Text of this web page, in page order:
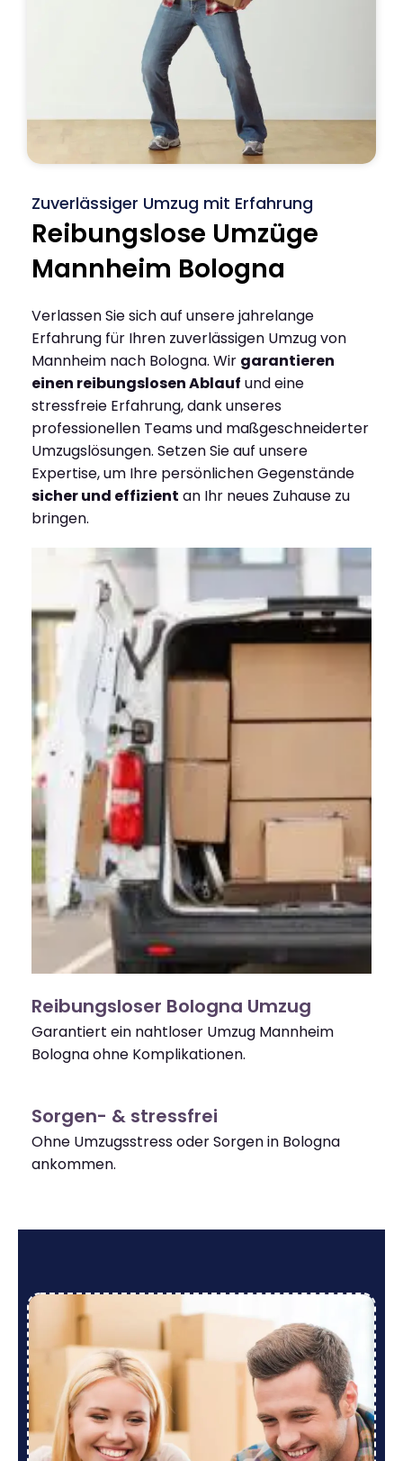
Zuverlässiger Umzug mit Erfahrung
Reibungslose Umzüge
Mannheim Bologna
Verlassen Sie sich auf unsere jahrelange
Erfahrung für Ihren zuverlässigen Umzug von
Mannheim nach Bologna. Wir garantieren
einen reibungslosen Ablauf und eine
stressfreie Erfahrung, dank unseres
professionellen Teams und maßgeschneiderter
Umzugslösungen. Setzen Sie auf unsere
Expertise, um Ihre persönlichen Gegenstände
sicher und effizient an Ihr neues Zuhause zu
bringen.
Reibungsloser Bologna Umzug
Garantiert ein nahtloser Umzug Mannheim
Bologna ohne Komplikationen.
Sorgen- & stressfrei
Ohne Umzugsstress oder Sorgen in Bologna
ankommen.